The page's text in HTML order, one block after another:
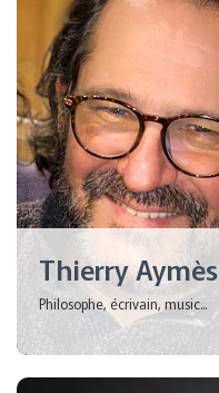
Thierry Aymès
Philosophe, écrivain, music...